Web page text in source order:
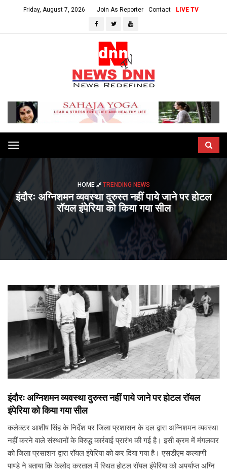
Friday, August 7, 2026 Join As Reporter Contact LIVE TV
Toggle
navigation
HOME TRENDING NEWS
इंदौरः अग्निशमन व्यवस्था दुरुस्त नहीं पाये जाने पर होटल
रॉयल इंपेरिया को किया गया सील
इंदौरः अग्निशमन व्यवस्था दुरुस्त नहीं पाये जाने पर होटल रॉयल
इंपेरिया को किया गया सील
कलेक्टर आशीष सिंह के निर्देश पर जिला प्रशासन के दल द्वारा अग्निशमन व्यवस्था
नहीं करने वाले संस्थानों के विरुद्ध कार्रवाई प्रारंभ की गई है। इसी क्रम में मंगलवार
को जिला प्रसाशन द्वारा रॉयल इंपेरिया को कर दिया गया है। एसडीएम कल्याणी
पाण्डे ने बताया कि केलोद करताल में स्थित होटल रॉयल इंपेरिया को अपर्याप्त अग्नि